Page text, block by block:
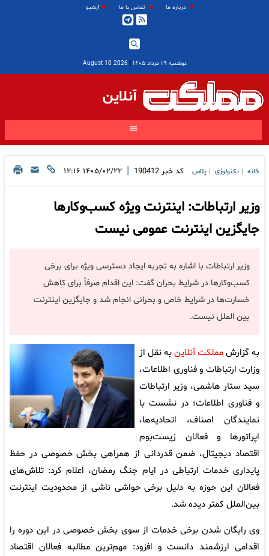
درباره ما تماس با ما آرشیو
دوشنبه ۱۹ مرداد ۱۴۰۵ |
2026 August 10
آنلاین
خانه تکنولوژی پلاس کد خبر 190412
| ۱۴۰۵/۰۲/۲۲ ۱۲:۱۶
وزیر ارتباطات: اینترنت ویژه کسب‌وکارها
جایگزین اینترنت عمومی نیست
وزیر ارتباطات با اشاره به تجربه ایجاد دسترسی ویژه برای برخی
کسب‌وکارها در شرایط بحران گفت: این اقدام صرفاً برای کاهش
خسارت‌ها در شرایط خاص و بحرانی انجام شد و جایگزین اینترنت
بین الملل نیست.
به گزارشمملکت آنلاینبه نقل از
وزارت ارتباطات و فناوری اطلاعات،
سید ستار هاشمی، وزیر ارتباطات
و فناوری اطلاعات؛ در نشست با
نمایندگان اصناف، اتحادیه‌ها،
اپراتورها و فعالان زیست‌بوم
اقتصاد دیجیتال، ضمن قدردانی از همراهی بخش خصوصی در حفظ
پایداری خدمات ارتباطی در ایام جنگ رمضان، اعلام کرد: تلاش‌های
فعالان این حوزه به دلیل برخی حواشی ناشی از محدودیت اینترنت
بین‌الملل کمتر دیده شد.
وی رایگان شدن برخی خدمات از سوی بخش خصوصی در این دوره را
اقدامی ارزشمند دانست و افزود: مهم‌ترین مطالبه فعالان اقتصاد